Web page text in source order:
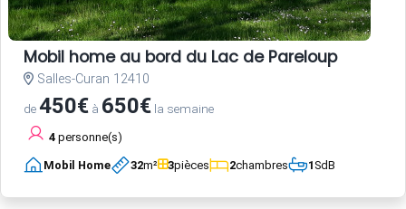
Mobil home au bord du Lac de Pareloup
Salles-Curan 12410
de450€ à 650€ la semaine
4 personne(s)
Mobil Home 32m² 3pièces 2chambres 1SdB